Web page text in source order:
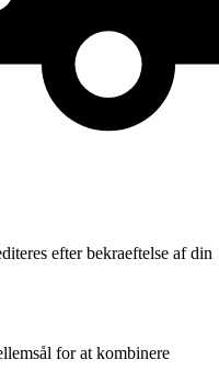
efter bekraeftelse af din
for at kombinere